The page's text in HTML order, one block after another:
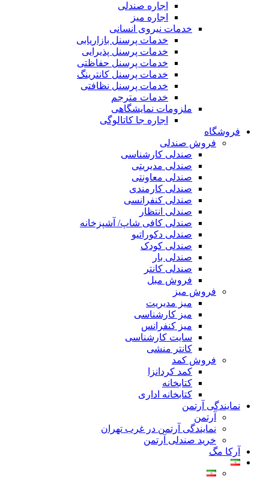
اجاره صندلی
اجاره میز
خدمات نیروی انسانی
خدمات پرسنل بازاریابی
خدمات پرسنل پذیرایی
خدمات پرسنل حفاظتی
خدمات پرسنل کانترینگ
خدمات پرسنل نظافتی
خدمات مترجم
ملزومات نمایشگاهی
اجاره جا کاتالوگی
فروشگاه
فروش صندلی
صندلی کارشناسی
صندلی مدیریتی
صندلی معاونتی
صندلی کارمندی
صندلی کنفرانسی
صندلی انتظار
صندلی کافی شاپ/ آشپزخانه
صندلی دکوراتیو
صندلی کودک
صندلی بار
صندلی کانتر
فروش مبل
فروش میز
میز مدیریت
میز کارشناسی
میز کنفرانس
سایت کارشناسی
کانتر منشی
فروش کمد
کمد کردانزا
کتابخانه
کتابخانه اداری
نمایندگی آرتمن
آرتمن
نمایندگی آرتمن در غرب تهران
خرید صندلی آرتمن
آرکا مگ